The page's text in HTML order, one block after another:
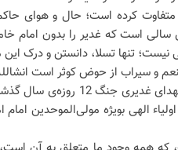
کرده است؛ حال و هوای
است که غدیر را بدون امام
نیست؛ تنها تسلا، دانستن و درک
و سیراب از حوض کوثر است
یاد همه شهدای ایران اسلامی
الهی بویژه مولی‌الموحدین